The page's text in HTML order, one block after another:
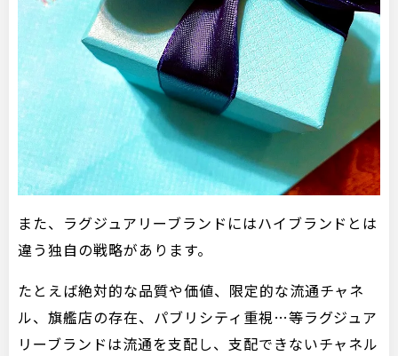
また、ラグジュアリーブランドにはハイブランドとは
違う独自の戦略があります。
たとえば絶対的な品質や価値、限定的な流通チャネ
ル、旗艦店の存在、パブリシティ重視…等ラグジュア
リーブランドは流通を支配し、支配できないチャネル